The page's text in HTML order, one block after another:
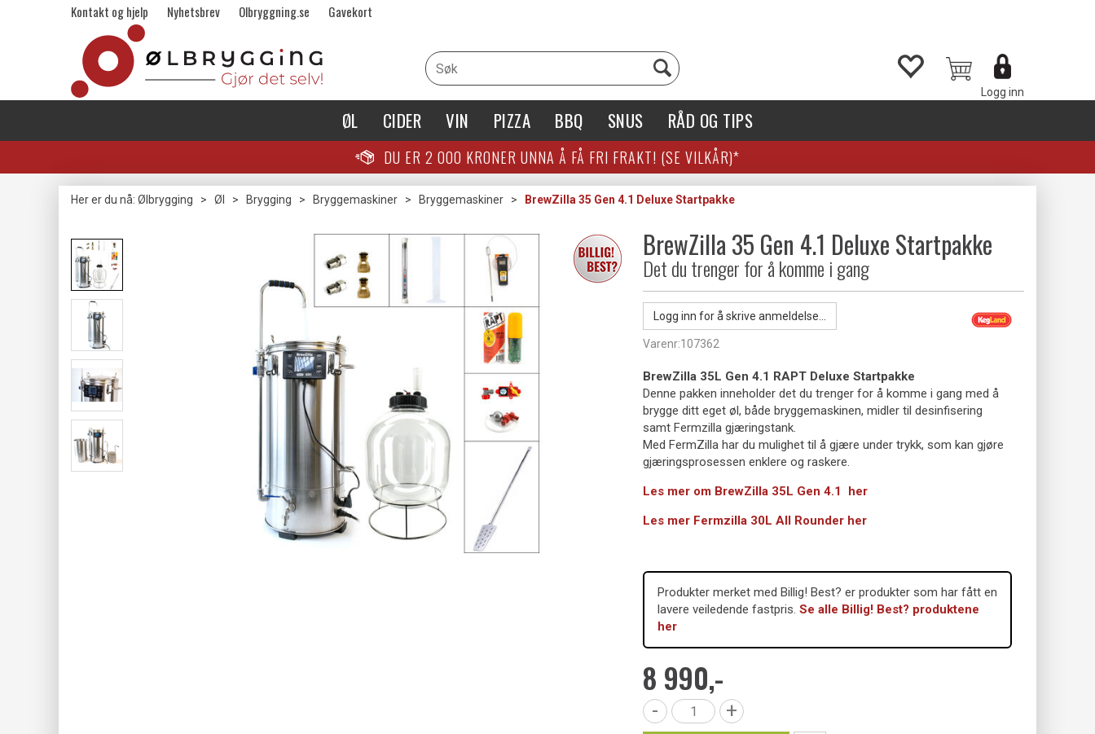
Kontakt og hjelp Nyhetsbrev Olbryggning.se Gavekort
Logg inn
ØL CIDER VIN PIZZA BBQ SNUS RÅD OG TIPS
DU ER 2 000 KRONER UNNA Å FÅ FRI FRAKT! (SE VILKÅR)*
Her er du nå: Ølbrygging > Øl > Brygging > Bryggemaskiner > Bryggemaskiner > BrewZilla 35 Gen 4.1 Deluxe Startpakke
BrewZilla 35 Gen 4.1 Deluxe Startpakke
Det du trenger for å komme i gang
Logg inn for å skrive anmeldelse...
Varenr:107362
BrewZilla 35L Gen 4.1 RAPT Deluxe Startpakke
Denne pakken inneholder det du trenger for å komme i gang med å
brygge ditt eget øl, både bryggemaskinen, midler til desinfisering
samt Fermzilla gjæringstank.
Med FermZilla har du mulighet til å gjære under trykk, som kan gjøre
gjæringsprosessen enklere og raskere.
Les mer om BrewZilla 35L Gen 4.1 her
Les mer Fermzilla 30L All Rounder her
Produkter merket med Billig! Best? er produkter som har fått en
lavere veiledende fastpris. Se alle Billig! Best? produktene
her
8 990,-
- +